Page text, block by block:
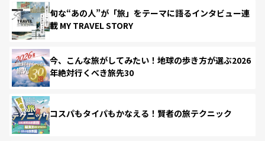
旬な“あの人”が「旅」をテーマに語るインタビュー連
載 MY TRAVEL STORY
今、こんな旅がしてみたい！地球の歩き方が選ぶ2026
年絶対行くべき旅先30
コスパもタイパもかなえる！賢者の旅テクニック